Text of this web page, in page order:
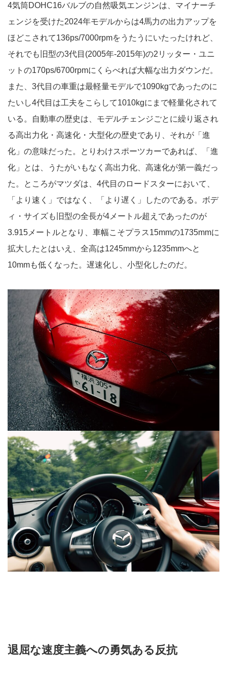
4気筒DOHC16バルブの自然吸気エンジンは、マイナーチ
ェンジを受けた2024年モデルからは4馬力の出力アップを
ほどこされて136ps/7000rpmをうたうにいたったけれど、
それでも旧型の3代目(2005年‐2015年)の2リッター・ユニ
ットの170ps/6700rpmにくらべれば大幅な出力ダウンだ。
また、3代目の車重は最軽量モデルで1090kgであったのに
たいし4代目は工夫をこらして1010kgにまで軽量化されて
いる。自動車の歴史は、モデルチェンジごとに繰り返され
る高出力化・高速化・大型化の歴史であり、それが「進
化」の意味だった。とりわけスポーツカーであれば、「進
化」とは、うたがいもなく高出力化、高速化が第一義だっ
た。ところがマツダは、4代目のロードスターにおいて、
「より速く」ではなく、「より遅く」したのである。ボデ
ィ・サイズも旧型の全長が4メートル超えであったのが
3.915メートルとなり、車幅こそプラス15mmの1735mmに
拡大したとはいえ、全高は1245mmから1235mmへと
10mmも低くなった。遅速化し、小型化したのだ。
退屈な速度主義への勇気ある反抗